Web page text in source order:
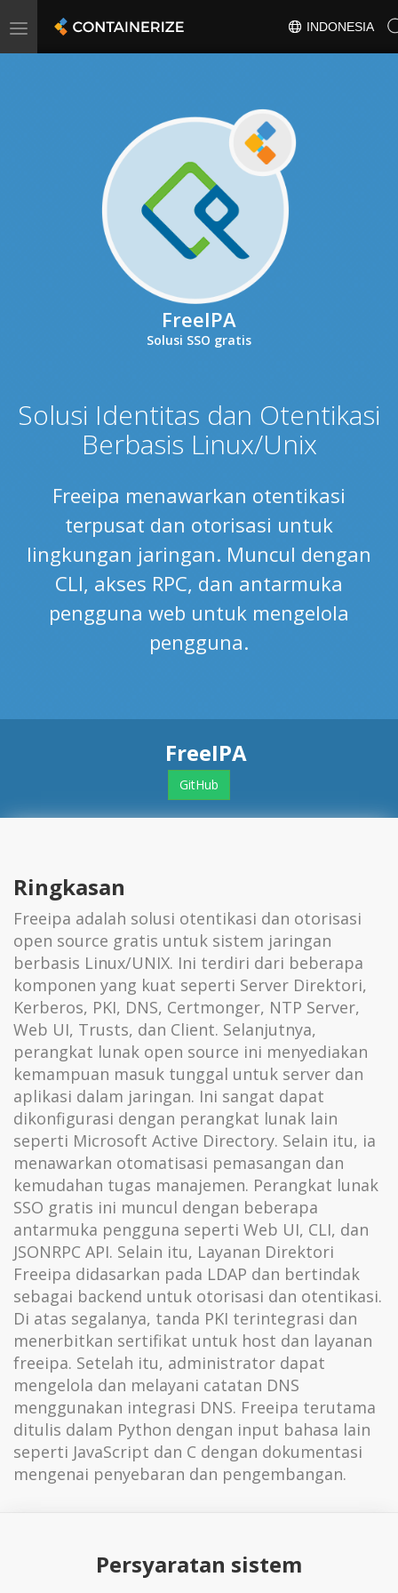
Toggle
INDONESIA
FreeIPA
Solusi SSO gratis
Solusi Identitas dan Otentikasi
Berbasis Linux/Unix
Freeipa menawarkan otentikasi
terpusat dan otorisasi untuk
lingkungan jaringan. Muncul dengan
CLI, akses RPC, dan antarmuka
pengguna web untuk mengelola
pengguna.
FreeIPA
GitHub
Ringkasan
Freeipa adalah solusi otentikasi dan otorisasi
open source gratis untuk sistem jaringan
berbasis Linux/UNIX. Ini terdiri dari beberapa
komponen yang kuat seperti Server Direktori,
Kerberos, PKI, DNS, Certmonger, NTP Server,
Web UI, Trusts, dan Client. Selanjutnya,
perangkat lunak open source ini menyediakan
kemampuan masuk tunggal untuk server dan
aplikasi dalam jaringan. Ini sangat dapat
dikonfigurasi dengan perangkat lunak lain
seperti Microsoft Active Directory. Selain itu, ia
menawarkan otomatisasi pemasangan dan
kemudahan tugas manajemen. Perangkat lunak
SSO gratis ini muncul dengan beberapa
antarmuka pengguna seperti Web UI, CLI, dan
JSONRPC API. Selain itu, Layanan Direktori
Freeipa didasarkan pada LDAP dan bertindak
sebagai backend untuk otorisasi dan otentikasi.
Di atas segalanya, tanda PKI terintegrasi dan
menerbitkan sertifikat untuk host dan layanan
freeipa. Setelah itu, administrator dapat
mengelola dan melayani catatan DNS
menggunakan integrasi DNS. Freeipa terutama
ditulis dalam Python dengan input bahasa lain
seperti JavaScript dan C dengan dokumentasi
mengenai penyebaran dan pengembangan.
Persyaratan sistem